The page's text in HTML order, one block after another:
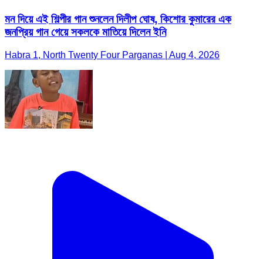
মন দিয়ে এই শিল্পীর গান শুনলেন দিলীপ ঘোষ, কিশোর কুমারের এক
জনপ্রিয় গান গেয়ে সকলকে মাতিয়ে দিলেন ইনি
Habra 1, North Twenty Four Parganas | Aug 4, 2026